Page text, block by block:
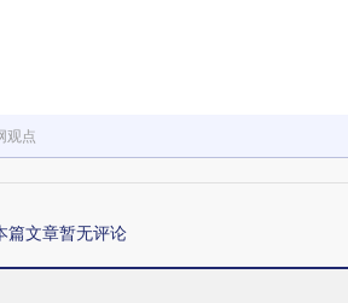
观点
篇文章暂无评论